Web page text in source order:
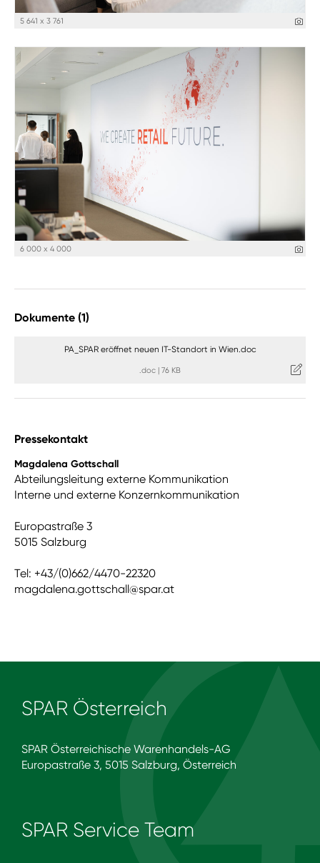
5 641 x 3 761
6 000 x 4 000
Dokumente (1)
PA_SPAR eröffnet neuen IT-Standort in Wien.doc
.doc | 76 KB
Pressekontakt
Magdalena Gottschall
Abteilungsleitung externe Kommunikation
Interne und externe Konzernkommunikation
Europastraße 3
5015 Salzburg
Tel: +43/(0)662/4470-22320
magdalena.gottschall@spar.at
SPAR Österreich
SPAR Österreichische Warenhandels-AG
Europastraße 3, 5015 Salzburg, Österreich
SPAR Service Team